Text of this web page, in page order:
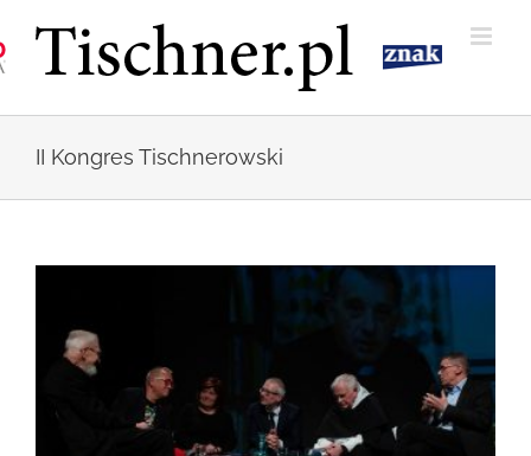
zawartości
II Kongres Tischnerowski